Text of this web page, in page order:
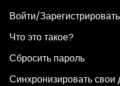
Войти/
Что это такое?
Сбросить пароль
Синхронизировать свои